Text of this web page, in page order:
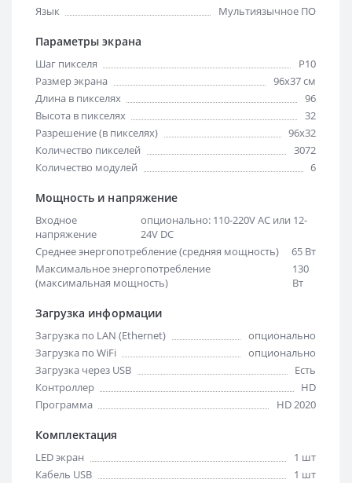
Язык
Мультиязычное ПО
Параметры экрана
Шаг пикселя
Р10
Размер экрана
96х37 см
Длина в пикселях
96
Высота в пикселях
32
Разрешение (в пикселях)
96x32
Количество пикселей
3072
Количество модулей
6
Мощность и напряжение
Входное
напряжение
опционально: 110-220V AC или 12-
24V DC
Среднее энергопотребление (средняя мощность)
65 Вт
Максимальное энергопотребление
(максимальная мощность)
130
Вт
Загрузка информации
Загрузка по LAN (Ethernet)
опционально
Загрузка по WiFi
опционально
Загрузка через USB
Есть
Контроллер
HD
Программа
HD 2020
Комплектация
LED экран
1 шт
Кабель USB
1 шт